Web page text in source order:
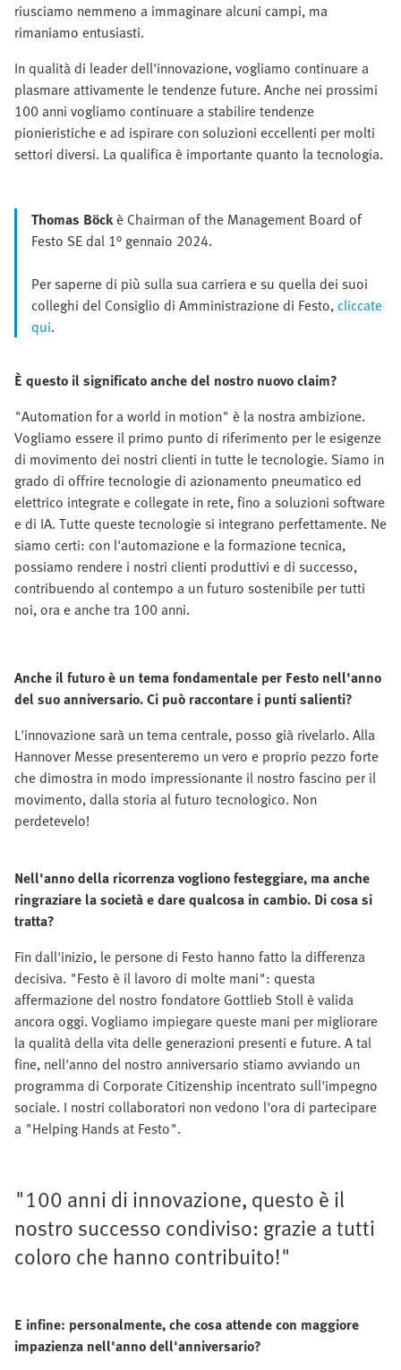
riusciamo nemmeno a immaginare alcuni campi, ma
rimaniamo entusiasti.
In qualità di leader dell'innovazione, vogliamo continuare a
plasmare attivamente le tendenze future. Anche nei prossimi
100 anni vogliamo continuare a stabilire tendenze
pionieristiche e ad ispirare con soluzioni eccellenti per molti
settori diversi. La qualifica è importante quanto la tecnologia.
Thomas Böckè Chairman of the Management Board of
Festo SE dal 1° gennaio 2024.
Per saperne di più sulla sua carriera e su quella dei suoi
colleghi del Consiglio di Amministrazione di Festo,cliccate
qui.
È questo il significato anche del nostro nuovo claim?
"Automation for a world in motion" è la nostra ambizione.
Vogliamo essere il primo punto di riferimento per le esigenze
di movimento dei nostri clienti in tutte le tecnologie. Siamo in
grado di offrire tecnologie di azionamento pneumatico ed
elettrico integrate e collegate in rete, fino a soluzioni software
e di IA. Tutte queste tecnologie si integrano perfettamente. Ne
siamo certi: con l'automazione e la formazione tecnica,
possiamo rendere i nostri clienti produttivi e di successo,
contribuendo al contempo a un futuro sostenibile per tutti
noi, ora e anche tra 100 anni.
Anche il futuro è un tema fondamentale per Festo nell'anno
del suo anniversario. Ci può raccontare i punti salienti?
L'innovazione sarà un tema centrale, posso già rivelarlo. Alla
Hannover Messe presenteremo un vero e proprio pezzo forte
che dimostra in modo impressionante il nostro fascino per il
movimento, dalla storia al futuro tecnologico. Non
perdetevelo!
Nell'anno della ricorrenza vogliono festeggiare, ma anche
ringraziare la società e dare qualcosa in cambio. Di cosa si
tratta?
Fin dall'inizio, le persone di Festo hanno fatto la differenza
decisiva. "Festo è il lavoro di molte mani": questa
affermazione del nostro fondatore Gottlieb Stoll è valida
ancora oggi. Vogliamo impiegare queste mani per migliorare
la qualità della vita delle generazioni presenti e future. A tal
fine, nell'anno del nostro anniversario stiamo avviando un
programma di Corporate Citizenship incentrato sull'impegno
sociale. I nostri collaboratori non vedono l'ora di partecipare
a "Helping Hands at Festo".
"100 anni di innovazione, questo è il
nostro successo condiviso: grazie a tutti
coloro che hanno contribuito!"
E infine: personalmente, che cosa attende con maggiore
impazienza nell'anno dell'anniversario?